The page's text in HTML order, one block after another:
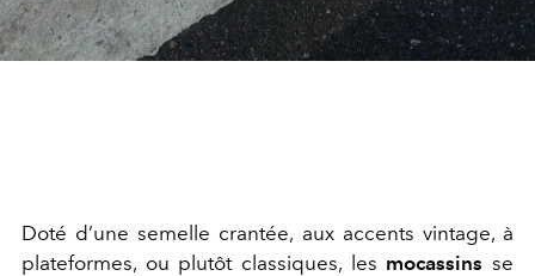
Doté d’une semelle crantée, aux accents vintage, à
plateformes, ou plutôt classiques, les mocassins se